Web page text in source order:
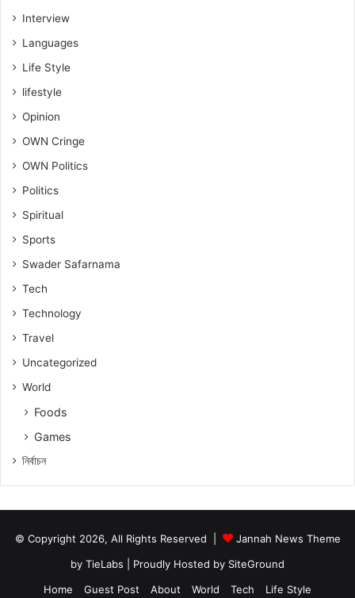
Interview
Languages
Life Style
lifestyle
Opinion
OWN Cringe
OWN Politics
Politics
Spiritual
Sports
Swader Safarnama
Tech
Technology
Travel
Uncategorized
World
Foods
Games
নিৰ্বাচন
© Copyright 2026, All Rights Reserved |
Jannah News Theme
by TieLabs | Proudly Hosted by SiteGround
Home
Guest Post About World Tech Life Style